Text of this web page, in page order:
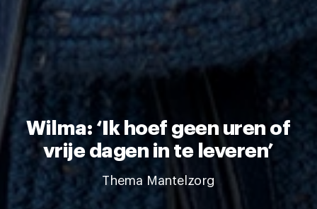
Wilma: ‘Ik hoef geen uren of
vrije dagen in te leveren’
Thema Mantelzorg